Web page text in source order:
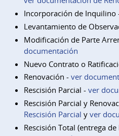
Incorporación de Inquilino
Levantamiento de
Modificación de Parte
documentación
Nuevo Contrato o
Renovación - ver
Rescisión Parcial - ver
Rescisión Parcial y
Rescisión Parcial y ver
Rescisión Total (entrega